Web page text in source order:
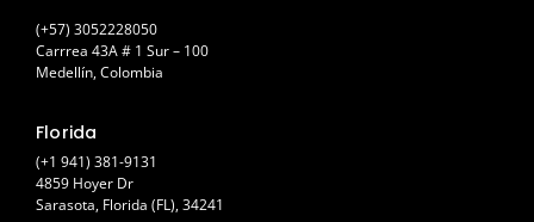
(+57) 3052228050
Carrrea 43A # 1 Sur – 100
Medellín, Colombia
Florida
(+1 941) 381-9131
4859 Hoyer Dr
Sarasota, Florida (FL), 34241